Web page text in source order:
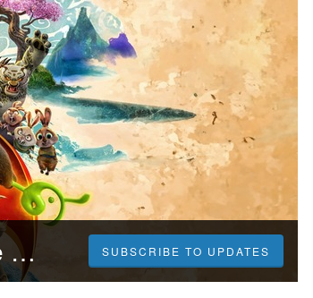
Urmăriți Kung Fu Panda 4 (2024) Online Subtitrat în Limba Română Gratuit SUBSCRIBE TO UPDATES